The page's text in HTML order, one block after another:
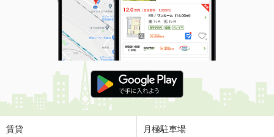
住 所
大阪府大阪市北区大深町
専有面積 156.18m²
間取り
2LDK
大阪府岸和田市港緑町
価 格
1,780万円
住 所
大阪府岸和田市港緑町
専有面積
賃貸 月極駐車場